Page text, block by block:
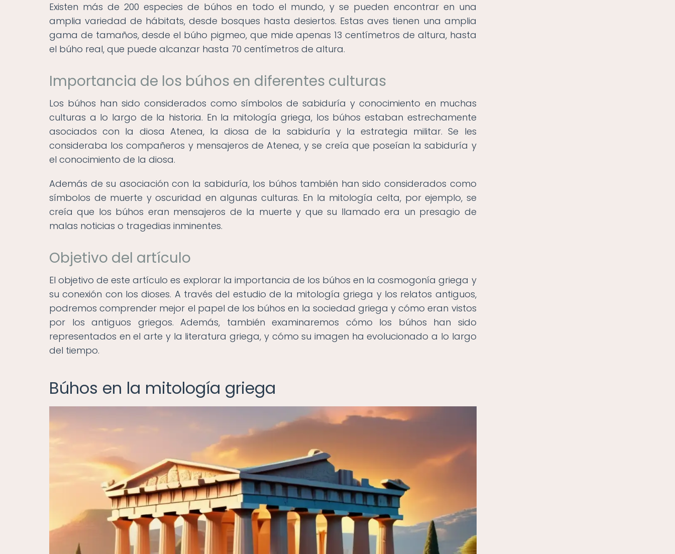
Existen más de 200 especies de búhos en todo el mundo, y se pueden encontrar en una
amplia variedad de hábitats, desde bosques hasta desiertos. Estas aves tienen una amplia
gama de tamaños, desde el búho pigmeo, que mide apenas 13 centímetros de altura, hasta
el búho real, que puede alcanzar hasta 70 centímetros de altura.
Importancia de los búhos en diferentes culturas
Los búhos han sido considerados como símbolos de sabiduría y conocimiento en muchas
culturas a lo largo de la historia. En la mitología griega, los búhos estaban estrechamente
asociados con la diosa Atenea, la diosa de la sabiduría y la estrategia militar. Se les
consideraba los compañeros y mensajeros de Atenea, y se creía que poseían la sabiduría y
el conocimiento de la diosa.
Además de su asociación con la sabiduría, los búhos también han sido considerados como
símbolos de muerte y oscuridad en algunas culturas. En la mitología celta, por ejemplo, se
creía que los búhos eran mensajeros de la muerte y que su llamado era un presagio de
malas noticias o tragedias inminentes.
Objetivo del artículo
El objetivo de este artículo es explorar la importancia de los búhos en la cosmogonía griega y
su conexión con los dioses. A través del estudio de la mitología griega y los relatos antiguos,
podremos comprender mejor el papel de los búhos en la sociedad griega y cómo eran vistos
por los antiguos griegos. Además, también examinaremos cómo los búhos han sido
representados en el arte y la literatura griega, y cómo su imagen ha evolucionado a lo largo
del tiempo.
Búhos en la mitología griega